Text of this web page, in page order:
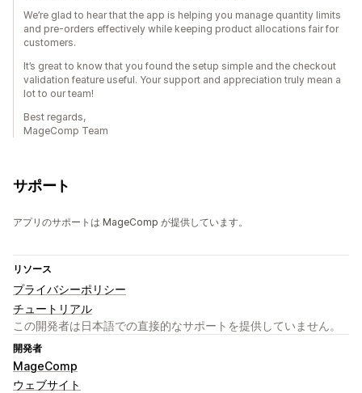
We’re glad to hear that the app is helping you manage quantity limits
and pre-orders effectively while keeping product allocations fair for
customers.
It’s great to know that you found the setup simple and the checkout
validation feature useful. Your support and appreciation truly mean a
lot to our team!
Best regards,
MageComp Team
サポート
アプリのサポートは MageComp が提供しています。
リソース
プライバシーポリシー
チュートリアル
この開発者は日本語での直接的なサポートを提供していません。
開発者
MageComp
ウェブサイト